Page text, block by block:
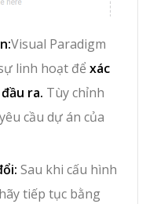
Visual Paradigm
linh hoạt để xác
ra. Tùy chỉnh
cầu dự án của
Sau khi cấu hình
tiếp tục bằng